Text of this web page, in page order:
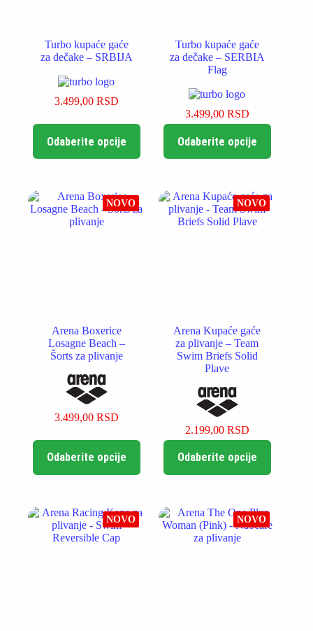
Turbo kupaće gaće
za dečake – SRBIJA
3.499,00 RSD
Odaberite opcije
proizvod
Opcije
mogu
biti
izabrane
Turbo kupaće gaće
za dečake – SERBIA
Flag
3.499,00 RSD
Odaberite opcije
proizvod
Opcije
mogu
biti
NOVO
Arena Boxerice
Losagne Beach –
Šorts za plivanje
3.499,00 RSD
Odaberite opcije
proizvod
Opcije
mogu
biti
izabrane
NOVO
Arena Kupaće gaće
za plivanje – Team
Swim Briefs Solid
Plave
2.199,00 RSD
Odaberite opcije
proizvod
Opcije
mogu
biti
izabrane
NOVO NOVO